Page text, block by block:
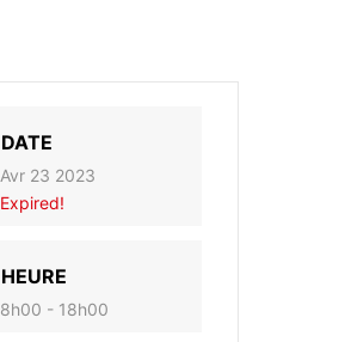
DATE
Avr 23 2023
Expired!
HEURE
8h00 - 18h00